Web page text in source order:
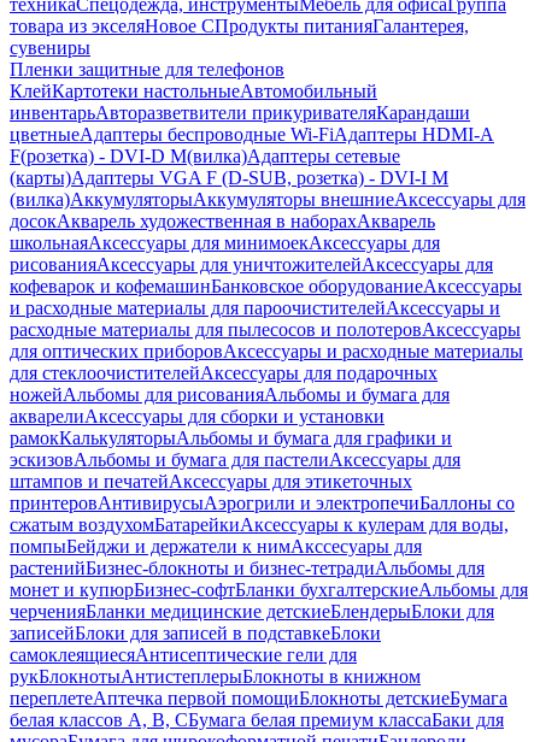
техникаСпецодежда, инструментыМебель для офисаГруппа
товара из экселяНовое СПродукты питанияГалантерея,
сувениры
Пленки защитные для телефонов
КлейКартотеки настольныеАвтомобильный
инвентарьАвторазветвители прикуривателяКарандаши
цветныеАдаптеры беспроводные Wi-FiАдаптеры HDMI-A
F(розетка) - DVI-D M(вилка)Адаптеры сетевые
(карты)Адаптеры VGA F (D-SUB, розетка) - DVI-I M
(вилка)АккумуляторыАккумуляторы внешниеАксессуары для
досокАкварель художественная в наборахАкварель
школьнаяАксессуары для минимоекАксессуары для
рисованияАксессуары для уничтожителейАксессуары для
кофеварок и кофемашинБанковское оборудованиеАксессуары
и расходные материалы для пароочистителейАксессуары и
расходные материалы для пылесосов и полотеровАксессуары
для оптических приборовАксессуары и расходные материалы
для стеклоочистителейАксессуары для подарочных
ножейАльбомы для рисованияАльбомы и бумага для
акварелиАксессуары для сборки и установки
рамокКалькуляторыАльбомы и бумага для графики и
эскизовАльбомы и бумага для пастелиАксессуары для
штампов и печатейАксессуары для этикеточных
принтеровАнтивирусыАэрогрили и электропечиБаллоны со
сжатым воздухомБатарейкиАксессуары к кулерам для воды,
помпыБейджи и держатели к нимАкссесуары для
растенийБизнес-блокноты и бизнес-тетрадиАльбомы для
монет и купюрБизнес-софтБланки бухгалтерскиеАльбомы для
черченияБланки медицинские детскиеБлендерыБлоки для
записейБлоки для записей в подставкеБлоки
самоклеящиесяАнтисептические гели для
рукБлокнотыАнтистеплерыБлокноты в книжном
переплетеАптечка первой помощиБлокноты детскиеБумага
белая классов А, В, СБумага белая премиум классаБаки для